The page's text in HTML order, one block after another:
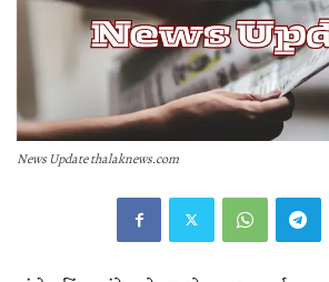
News Update thalaknews.com